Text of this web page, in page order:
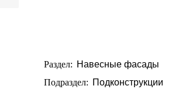
Раздел: Навесные фасады
Подраздел: Подконструкции